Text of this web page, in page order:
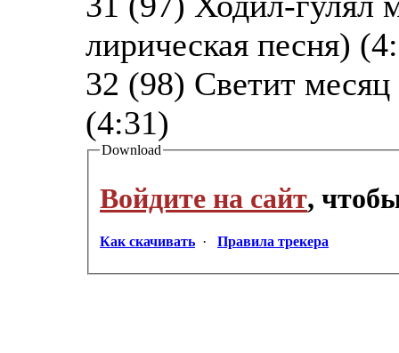
лирическая песня)
32 (98) Светит месяц
(4:31)
Download
Войдите на сайт,
Как скачивать · Правила трекера